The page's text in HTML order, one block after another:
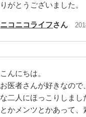
りがとうございました。
ニコニコライフさん
こんにちは。
お医者さんが好きなの
な二人にほっこりしま
とかメンツとかあって